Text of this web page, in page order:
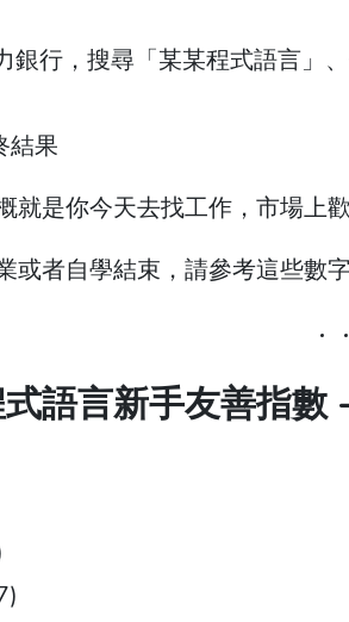
銀行，搜尋「某某程式語言」
結果
就是你今天去找工作，市場上
或者自學結束，請參考這些數
式語言新手友善指